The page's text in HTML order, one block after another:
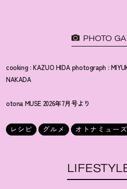
PHOTO
cooking : KAZUO HIDA photograph :
NAKADA
otona MUSE 2026年7月号より
レシピ グルメ オトナミュー